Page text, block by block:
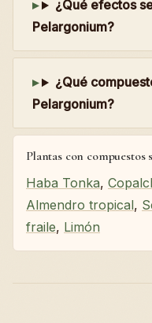
¿Qué efectos
Pelargonium?
¿Qué
Pelargonium?
Plantas con compuestos
Haba Tonka,
Almendro tropical,
fraile, Limón